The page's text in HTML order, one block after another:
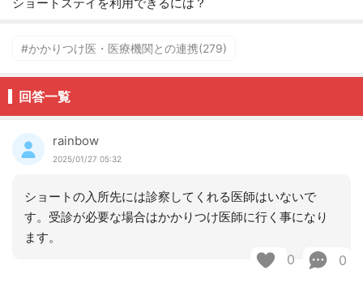
#かかりつけ医・医療機関との連携(279)
回答一覧
rainbow
2025/01/27 05:32
ショートの入所先には診察してくれる医師はいないで
す。受診が必要な場合はかかりつけ医師に行く事になり
ます。
0 0